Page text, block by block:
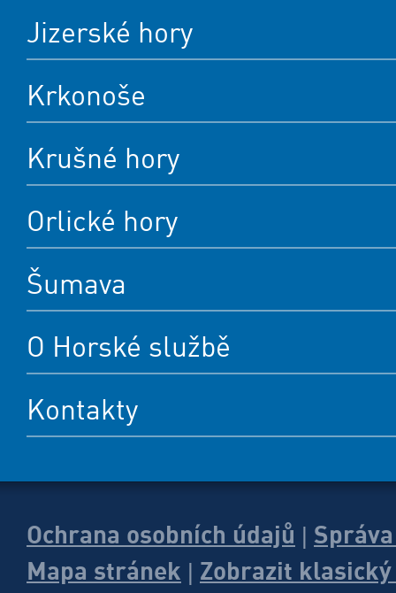
Jizerské hory
Krkonoše
Krušné hory
Orlické hory
Šumava
O Horské službě
Kontakty
Ochrana osobních údajů |
Mapa stránek | Zobrazit